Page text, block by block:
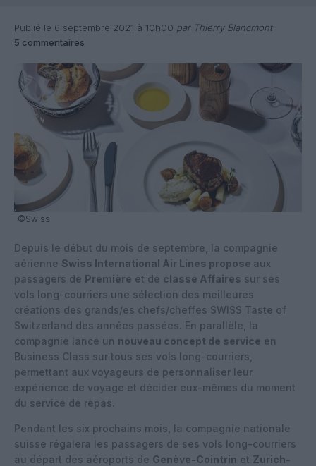
Publié le 6 septembre 2021 à 10h00 par Thierry Blancmont
5 commentaires
©Swiss
Depuis le début du mois de septembre, la compagnie
aérienne Swiss International Air Lines propose aux
passagers de Première et de classe Affaires sur ses
vols long-courriers une sélection des meilleures
créations des grands/es chefs/cheffes SWISS Taste of
Switzerland des années passées. En parallèle, la
compagnie lance un nouveau concept de service en
Business Class sur tous ses vols long-courriers,
permettant aux voyageurs de personnaliser leur
expérience de voyage et décider eux-mêmes du moment
du service de repas.
Pendant les six prochains mois, la compagnie nationale
suisse régalera les passagers de ses vols long-courriers
au départ des aéroports de Genève-Cointrin et Zurich-